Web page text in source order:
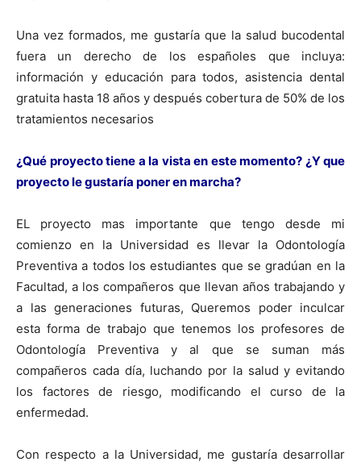
Una vez formados, me gustaría que la salud bucodental
fuera un derecho de los españoles que incluya:
información y educación para todos, asistencia dental
gratuita hasta 18 años y después cobertura de 50% de los
tratamientos necesarios
¿Qué proyecto tiene a la vista en este momento? ¿Y que
proyecto le gustaría poner en marcha?
EL proyecto mas importante que tengo desde mi
comienzo en la Universidad es llevar la Odontología
Preventiva a todos los estudiantes que se gradúan en la
Facultad, a los compañeros que llevan años trabajando y
a las generaciones futuras, Queremos poder inculcar
esta forma de trabajo que tenemos los profesores de
Odontología Preventiva y al que se suman más
compañeros cada día, luchando por la salud y evitando
los factores de riesgo, modificando el curso de la
enfermedad.
Con respecto a la Universidad, me gustaría desarrollar